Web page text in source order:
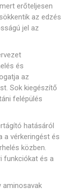
erőteljesen
az edzés
jel az
és
az
Sok kiegészítő
felépülés
hatásáról
a vérkeringést és
közben.
funkciókat és a
aminosavak